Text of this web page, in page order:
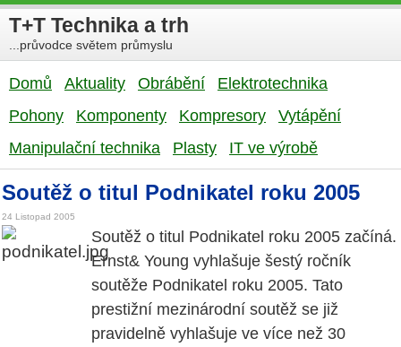
T+T Technika a trh
...průvodce světem průmyslu
Domů Aktuality Obrábění
Elektrotechnika
Pohony
Komponenty Kompresory
Vytápění
Manipulační technika
Plasty IT ve výrobě
Soutěž o titul Podnikatel roku 2005
24 Listopad 2005
Soutěž o titul Podnikatel roku 2005 začíná.
Ernst& Young vyhlašuje šestý ročník
soutěže Podnikatel roku 2005. Tato
prestižní mezinárodní soutěž se již
pravidelně vyhlašuje ve více než 30